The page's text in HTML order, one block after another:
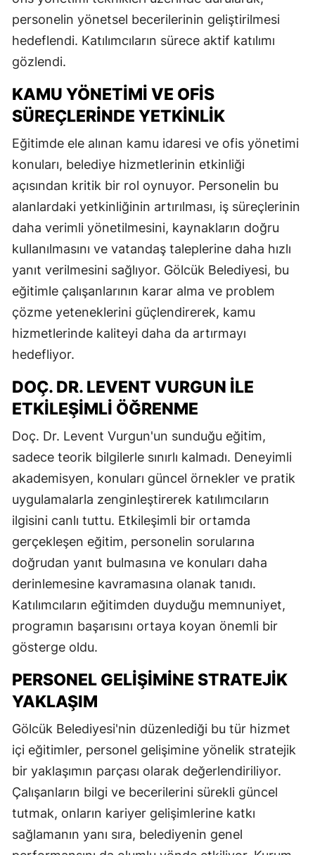
personelin yönetsel becerilerinin geliştirilmesi
hedeflendi. Katılımcıların sürece aktif katılımı
gözlendi.
KAMU YÖNETIMI VE OFIS
SÜREÇLERINDE YETKINLIK
Eğitimde ele alınan kamu idaresi ve ofis yönetimi
konuları, belediye hizmetlerinin etkinliği
açısından kritik bir rol oynuyor. Personelin bu
alanlardaki yetkinliğinin artırılması, iş süreçlerinin
daha verimli yönetilmesini, kaynakların doğru
kullanılmasını ve vatandaş taleplerine daha hızlı
yanıt verilmesini sağlıyor. Gölcük Belediyesi, bu
eğitimle çalışanlarının karar alma ve problem
çözme yeteneklerini güçlendirerek, kamu
hizmetlerinde kaliteyi daha da artırmayı
hedefliyor.
DOÇ. DR. LEVENT VURGUN ILE
ETKILEŞIMLI ÖĞRENME
Doç. Dr. Levent Vurgun'un sunduğu eğitim,
sadece teorik bilgilerle sınırlı kalmadı. Deneyimli
akademisyen, konuları güncel örnekler ve pratik
uygulamalarla zenginleştirerek katılımcıların
ilgisini canlı tuttu. Etkileşimli bir ortamda
gerçekleşen eğitim, personelin sorularına
doğrudan yanıt bulmasına ve konuları daha
derinlemesine kavramasına olanak tanıdı.
Katılımcıların eğitimden duyduğu memnuniyet,
programın başarısını ortaya koyan önemli bir
gösterge oldu.
PERSONEL GELIŞIMINE STRATEJIK
YAKLAŞIM
Gölcük Belediyesi'nin düzenlediği bu tür hizmet
içi eğitimler, personel gelişimine yönelik stratejik
bir yaklaşımın parçası olarak değerlendiriliyor.
Çalışanların bilgi ve becerilerini sürekli güncel
tutmak, onların kariyer gelişimlerine katkı
sağlamanın yanı sıra, belediyenin genel